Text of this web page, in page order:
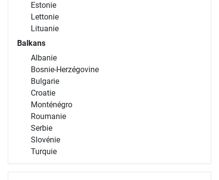
Estonie
Lettonie
Lituanie
Balkans
Albanie
Bosnie-Herzégovine
Bulgarie
Croatie
Monténégro
Roumanie
Serbie
Slovénie
Turquie